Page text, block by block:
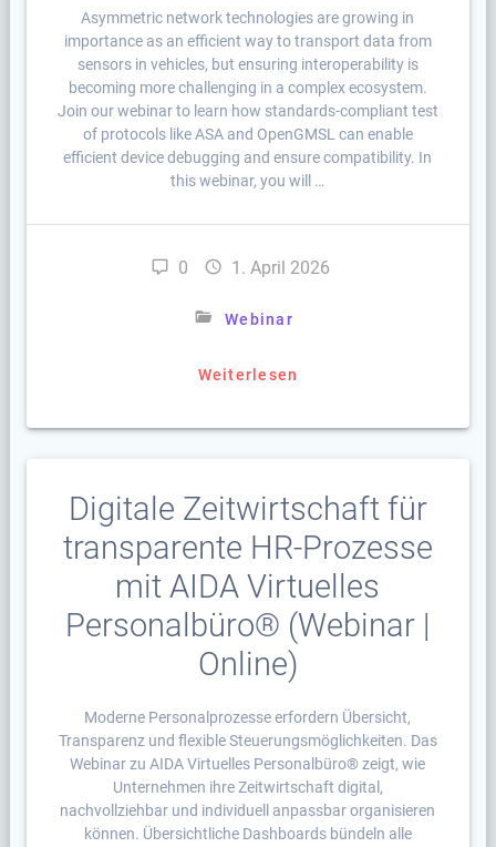
Asymmetric network technologies are growing in
importance as an efficient way to transport data from
sensors in vehicles, but ensuring interoperability is
becoming more challenging in a complex ecosystem.
Join our webinar to learn how standards-compliant test
of protocols like ASA and OpenGMSL can enable
efficient device debugging and ensure compatibility. In
this webinar, you will …
0 1. April 2026
Webinar
Weiterlesen
Digitale Zeitwirtschaft für
transparente HR-Prozesse
mit AIDA Virtuelles
Personalbüro® (Webinar |
Online)
Moderne Personalprozesse erfordern Übersicht,
Transparenz und flexible Steuerungsmöglichkeiten. Das
Webinar zu AIDA Virtuelles Personalbüro® zeigt, wie
Unternehmen ihre Zeitwirtschaft digital,
nachvollziehbar und individuell anpassbar organisieren
können. Übersichtliche Dashboards bündeln alle